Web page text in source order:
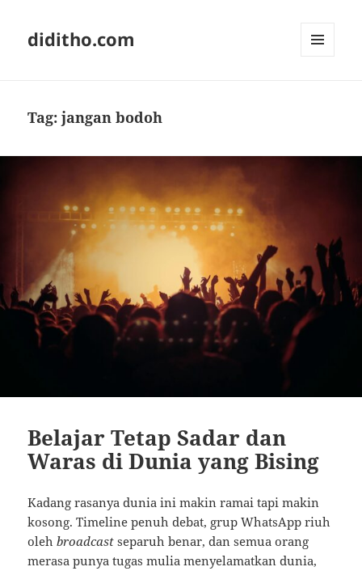
diditho.com
Tag:jangan bodoh
Belajar Tetap Sadar dan
Waras di Dunia yang Bising
Kadang rasanya dunia ini makin ramai tapi makin
kosong. Timeline penuh debat, grup WhatsApp riuh
olehbroadcast separuh benar, dan semua orang
merasa punya tugas mulia menyelamatkan dunia,